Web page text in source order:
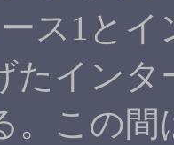
ス1とイ
たインタ
。この間